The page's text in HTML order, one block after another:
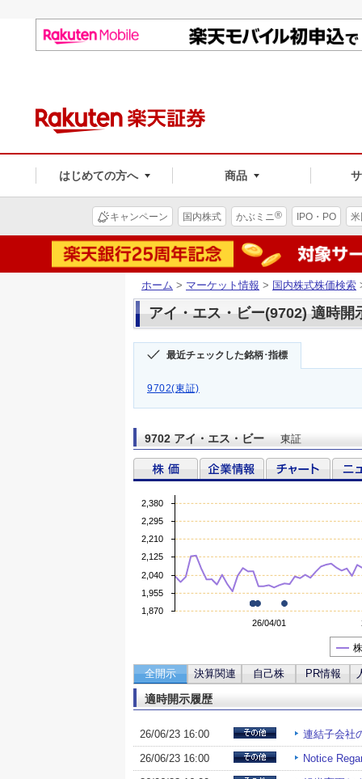
はじめての方へ 商品
キャンペーン 国内株式 かぶミニ® IPO・PO
ホーム > マーケット情報 > 国内株式株価検索
アイ・エス・ビー(9702) 適時開
最近チェックした銘柄･指標
9702(東証)
9702 アイ・エス・ビー 東証